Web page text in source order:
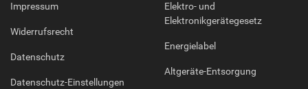
Impressum
Widerrufsrecht
Datenschutz
Datenschutz-Einstellungen
Elektro- und
Elektronikgerätegesetz
Energielabel
Altgeräte-Entsorgung